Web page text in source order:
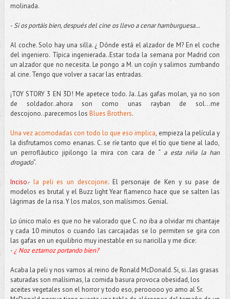
molinada.
- Si os portáis bien, después del cine os llevo a cenar hamburguesa…
Al coche. Solo hay una silla. ¿ Dónde está el alzador de M? En el coche
del ingeniero. Típica ingenierada..Estar toda la semana por Madrid con
un alzador que no necesita. Le pongo a M. un cojín y salimos zumbando
al cine. Tengo que volver a sacar las entradas.
¡TOY STORY 3 EN 3D! Me apetece todo. Ja..Las gafas molan, ya no son
de soldador..ahora son como unas rayban de sol…me
descojono..parecemos los Blues Brothers.
Una vez acomodadas con todo lo que eso implica, empieza la película y
la disfrutamos como enanas. C. se ríe tanto que el tío que tiene al lado,
un perrofláutico jipilongo la mira con cara de “ a esta niña la han
drogado”.
Inciso.- la peli es un descojone. El personaje de Ken y su pase de
modelos es brutal y el Buzz light Year flamenco hace que se salten las
lágrimas de la risa. Y los malos, son malísimos. Genial.
Lo único malo es que no he valorado que C. no iba a olvidar mi chantaje
y cada 10 minutos o cuando las carcajadas se lo permiten se gira con
las gafas en un equilibrio muy inestable en su naricilla y me dice:
-¿ Noz eztamoz portando bien?
Acaba la peli y nos vamos al reino de Ronald McDonald. Si, si..las grasas
saturadas son malísimas, la comida basura provoca obesidad, los
aceites vegetales son el horror y todo eso, perooooo yo amo al Sr.